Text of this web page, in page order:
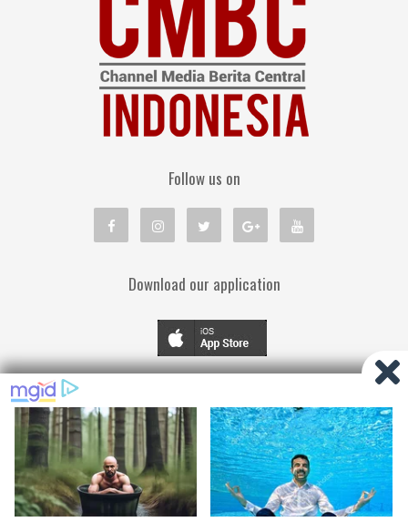
Follow us on
Download our application
TENTANG KAMI PEDOMAN MEDIA SIBER
KEBIJAKAN PRIVASI
DISCLAIMER